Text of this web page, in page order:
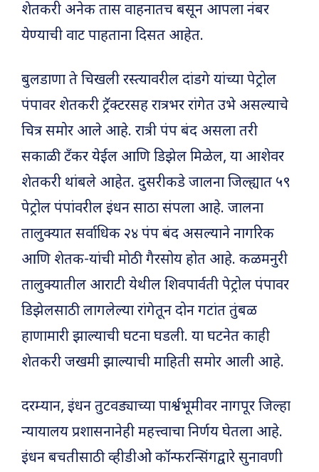
शेतकरी अनेक तास वाहनातच बसून आपला नंबर
येण्याची वाट पाहताना दिसत आहेत.
बुलडाणा ते चिखली रस्त्यावरील दांडगे यांच्या पेट्रोल
पंपावर शेतकरी ट्रॅक्टरसह रात्रभर रांगेत उभे असल्याचे
चित्र समोर आले आहे. रात्री पंप बंद असला तरी
सकाळी टँकर येईल आणि डिझेल मिळेल, या आशेवर
शेतकरी थांबले आहेत. दुसरीकडे जालना जिल्ह्यात ५९
पेट्रोल पंपांवरील इंधन साठा संपला आहे. जालना
तालुक्यात सर्वाधिक २४ पंप बंद असल्याने नागरिक
आणि शेतक-यांची मोठी गैरसोय होत आहे. कळमनुरी
तालुक्यातील आराटी येथील शिवपार्वती पेट्रोल पंपावर
डिझेलसाठी लागलेल्या रांगेतून दोन गटांत तुंबळ
हाणामारी झाल्याची घटना घडली. या घटनेत काही
शेतकरी जखमी झाल्याची माहिती समोर आली आहे.
दरम्यान, इंधन तुटवड्याच्या पार्श्वभूमीवर नागपूर जिल्हा
न्यायालय प्रशासनानेही महत्त्वाचा निर्णय घेतला आहे.
इंधन बचतीसाठी व्हीडीओ कॉन्फरन्सिंगद्वारे सुनावणी